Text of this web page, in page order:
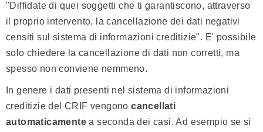
"Diffidate di quei soggetti che ti garantiscono, attraverso
il proprio intervento, la cancellazione dei dati negativi
censiti sul sistema di informazioni creditizie". E' possibile
solo chiedere la cancellazione di dati non corretti, ma
spesso non conviene nemmeno.
In genere i dati presenti nel sistema di informazioni
creditizie del CRIF vengonocancellati
automaticamente a seconda dei casi. Ad esempio se si